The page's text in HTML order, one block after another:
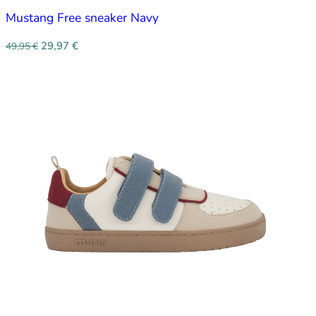
Mustang Free sneaker Navy
49,95€ 29,97 €